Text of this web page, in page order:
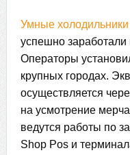
Умные
успешно заработали
Операторы
крупных городах.
осуществляется
на усмотрение
ведутся работы по
Shop Pos и